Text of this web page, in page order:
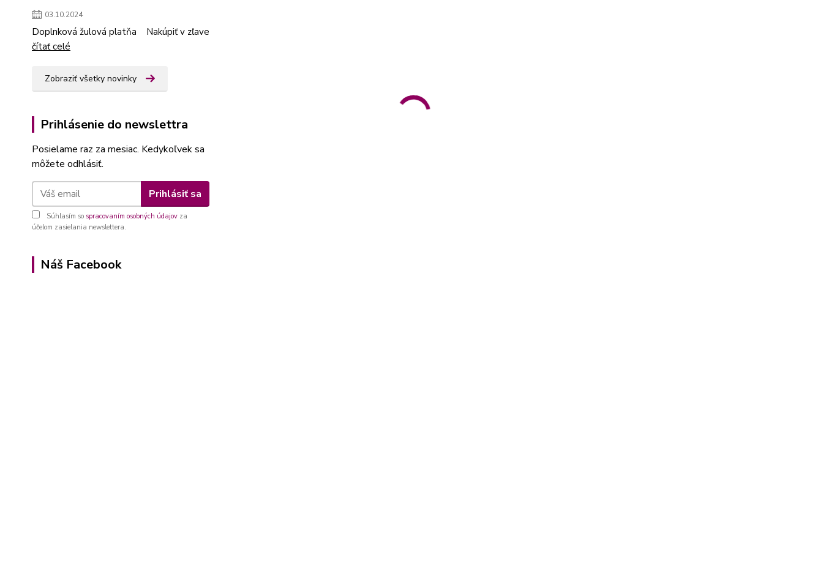
03.10.2024
Doplnková žulová platňa Nakúpiť v zľave
čítať celé
Zobraziť všetky novinky
Prihlásenie do newslettra
Posielame raz za mesiac. Kedykoľvek sa
môžete odhlásiť.
Prihlásiť sa
Súhlasím so spracovaním osobných údajov za
účelom zasielania newslettera.
Náš Facebook